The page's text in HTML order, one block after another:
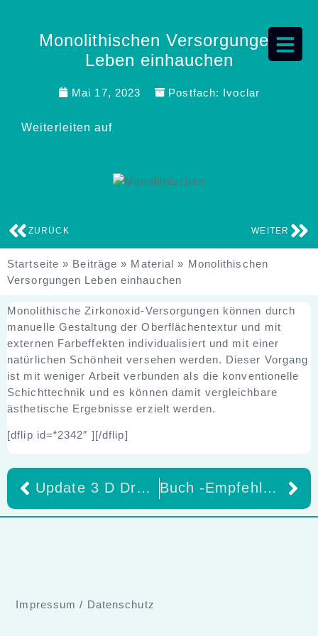
Monolithischen Versorgungen
Leben einhauchen
Mai 17, 2023 Postfach: Ivoclar
Weiterleiten auf
ZURÜCK WEITER
Startseite » Beiträge » Material » Monolithischen
Versorgungen Leben einhauchen
Monolithische Zirkonoxid-Versorgungen können durch
manuelle Gestaltung der Oberflächentextur und mit
externen Farbeffekten individualisiert und mit einer
natürlichen Schönheit versehen werden. Dieser Vorgang
ist mit weniger Arbeit verbunden als die konventionelle
Schichttechnik und es können damit vergleichbare
ästhetische Ergebnisse erzielt werden.
[dflip id=“2342″ ][/dflip]
Update 3 D Drucktechnik Buch -Empfehlung!
Impressum / Datenschutz